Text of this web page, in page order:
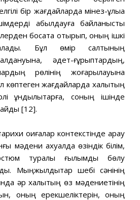
бір жағдайларда мінез-құлыққа
қабылдауға байланысты
босата отырып, оның ішкі
Бұл өмір салтының
әдет-ғұрыптардың,
рөлінің жоғарылауына
көптеген жағдайларда халықтың
құндылықтарға, соның ішінде
[12].
оқиғалар контекстінде қарау
мәдени ахуалда өзіндік білім,
туралы ғылымды бөлу
Мыңжылдықтар шебі сәнінің
әр халықтың өз мәдениетінің
оның ерекшеліктерін, оның